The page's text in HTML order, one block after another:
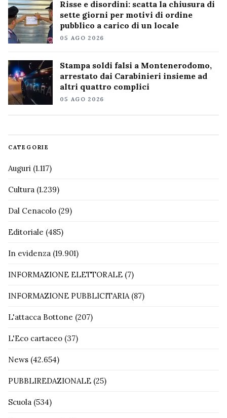
Risse e disordini: scatta la chiusura di
sette giorni per motivi di ordine
pubblico a carico di un locale
05 AGO 2026
Stampa soldi falsi a Montenerodomo,
arrestato dai Carabinieri insieme ad
altri quattro complici
05 AGO 2026
CATEGORIE
Auguri (1.117)
Cultura (1.239)
Dal Cenacolo (29)
Editoriale (485)
In evidenza (19.901)
INFORMAZIONE ELETTORALE (7)
INFORMAZIONE PUBBLICITARIA(87)
L'attacca Bottone (207)
L'Eco cartaceo (37)
News (42.654)
PUBBLIREDAZIONALE (25)
Scuola (534)